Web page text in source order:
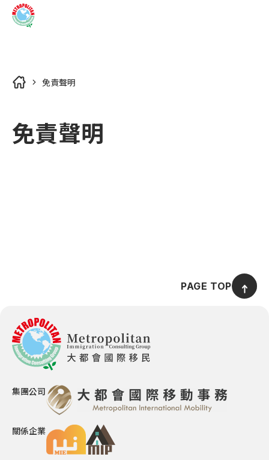
所有移民國家列表
聖基茨與尼維斯
多米尼克
安地卡及巴布達
紐西蘭
萬那杜
關於我們
聖露西亞概述
聖基茨與尼維斯概述
安地卡及巴布達概述
紐西蘭概述
澳洲概述
長居輕移民專區
移民語文專區
亞洲移民專區
歐洲移民專區
加勒比海移民專區
0800-885107ENZH
免責聲明
免責聲明
PAGE TOP
集團公司
關係企業